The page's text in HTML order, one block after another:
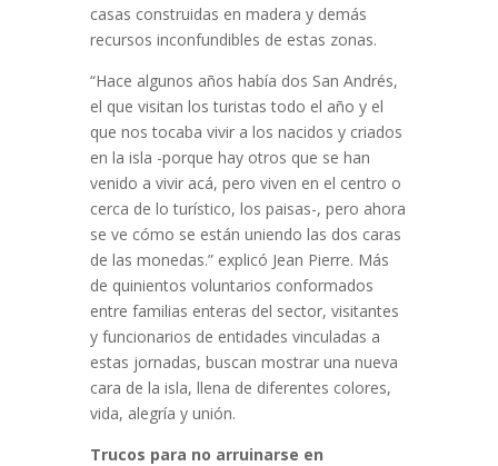
casas construidas en madera y demás
recursos inconfundibles de estas zonas.
“Hace algunos años había dos San Andrés,
el que visitan los turistas todo el año y el
que nos tocaba vivir a los nacidos y criados
en la isla -porque hay otros que se han
venido a vivir acá, pero viven en el centro o
cerca de lo turístico, los paisas-, pero ahora
se ve cómo se están uniendo las dos caras
de las monedas.” explicó Jean Pierre. Más
de quinientos voluntarios conformados
entre familias enteras del sector, visitantes
y funcionarios de entidades vinculadas a
estas jornadas, buscan mostrar una nueva
cara de la isla, llena de diferentes colores,
vida, alegría y unión.
Trucos para no arruinarse en